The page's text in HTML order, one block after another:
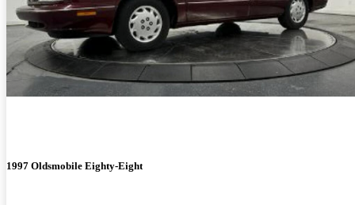
1997 Oldsmobile Eighty-Eight